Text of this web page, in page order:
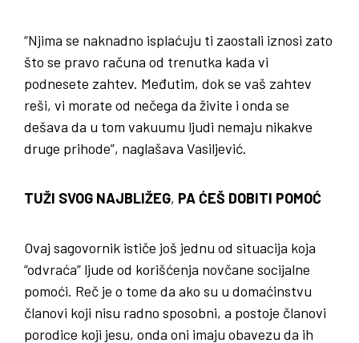
“Njima se naknadno isplaćuju ti zaostali iznosi zato
što se pravo računa od trenutka kada vi
podnesete zahtev. Međutim, dok se vaš zahtev
reši, vi morate od nečega da živite i onda se
dešava da u tom vakuumu ljudi nemaju nikakve
druge prihode”, naglašava Vasiljević.
TUŽI SVOG NAJBLIŽEG, PA ĆEŠ DOBITI POMOĆ
Ovaj sagovornik ističe još jednu od situacija koja
“odvraća” ljude od korišćenja novčane socijalne
pomoći. Reč je o tome da ako su u domaćinstvu
članovi koji nisu radno sposobni, a postoje članovi
porodice koji jesu, onda oni imaju obavezu da ih